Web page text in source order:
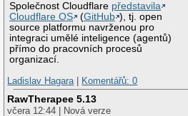
Společnost Cloudflare představila
Cloudflare OS
(GitHub ), tj. open
source platformu navrženou pro
integraci umělé inteligence (agentů)
přímo do pracovních procesů
organizací.
Ladislav Hagara
Komentářů: 0
RawTherapee 5.13
včera 12:44 | Nová verze